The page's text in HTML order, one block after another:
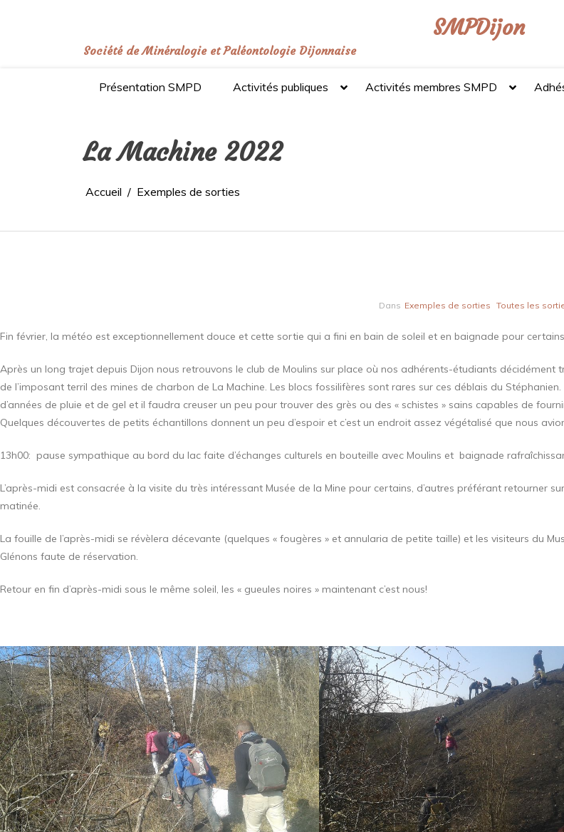
SMPDijon
Société de Minéralogie et Paléontologie Dijonnaise
Présentation SMPD Activités publiques Activités membres SMPD
La Machine 2022
Accueil Exemples de sorties
Dans Exemples de sorties Toutes les
Fin février, la météo est exceptionnellement douce et cette sortie qui a fini en bain de soleil et en baignade pour
Après un long trajet depuis Dijon nous retrouvons le club de Moulins sur place où nos adhérents-étudiants décidément
de l’imposant terril des mines de charbon de La Machine. Les blocs fossilifères sont rares sur ces déblais du
d’années de pluie et de gel et il faudra creuser un peu pour trouver des grès ou des « schistes » sains capables de
Quelques découvertes de petits échantillons donnent un peu d’espoir et c’est un endroit assez végétalisé que nous
13h00: pause sympathique au bord du lac faite d’échanges culturels en bouteille avec Moulins et baignade
L’après-midi est consacrée à la visite du très intéressant Musée de la Mine pour certains, d’autres préférant retourner
matinée.
La fouille de l’après-midi se révèlera décevante (quelques « fougères » et annularia de petite taille) et les visiteurs du
Glénons faute de réservation.
Retour en fin d’après-midi sous le même soleil, les « gueules noires » maintenant c’est nous!